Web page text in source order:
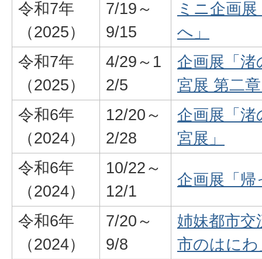
令和7年
（2025）
7/19～
9/15
ミニ企画
へ」
令和7年
（2025）
4/29～1
2/5
企画展「渚
宮展 第二
令和6年
（2024）
12/20～
2/28
企画展「渚
宮展」
令和6年
（2024）
10/22～
12/1
企画展「
令和6年
（2024）
7/20～
9/8
姉妹都市交
市のはにわ